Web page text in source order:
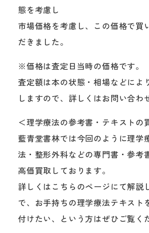
態を考慮し
市場価格を考慮し、この価格で買
だきました。
※価格は査定日当時の価格です。
査定額は本の状態・相場などによ
しますので、詳しくはお問い合わ
＜理学療法の参考書・テキストの
藍青堂書林では今回のように理学
法・整形外科などの専門書・参考
高価買取しております。
詳しくはこちらのページにて解説
で、お手持ちの理学療法テキスト
付けたい、という方はぜひご覧く